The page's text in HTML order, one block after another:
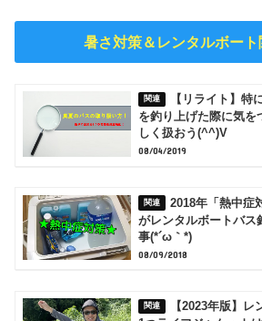
暑さ対策＆レンタルボート
【リライト】特
を釣り上げた際に気を
しく扱おう(^^)V
08/04/2019
2018年「熱中症
がレンタルボートバス
事(*´ω｀*)
08/09/2018
【2023年版】